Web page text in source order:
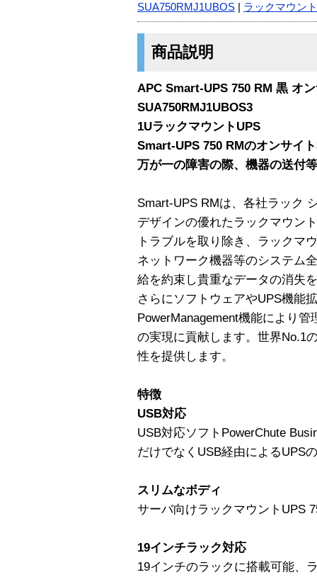
SUA750RMJ1UBOS
ラックマウン
商品説明
APC Smart-UPS 750 RM 黒 オ
SUA750RMJ1UBOS3
1UラックマウントUPS
Smart-UPS 750 RMのオンサイ
万が一の障害の際、機器の送付
Smart-UPS RMは、各社ラック
デザインの優れたラックマウン
トラブルを取り除き、ラックマ
ネットワーク機器等のシステム
給を約束し貴重なデータの消失
さらにソフトウェアやUPS機能
PowerManagement機能により
の実現に貢献します。世界No.1
性を提供します。
特徴
USB対応
USB対応ソフトPowerChute
だけでなくUSB経由によるUPS
スリムなボディ
サーバ向けラックマウントUPS
19インチラック対応
19インチのラックに搭載可能、